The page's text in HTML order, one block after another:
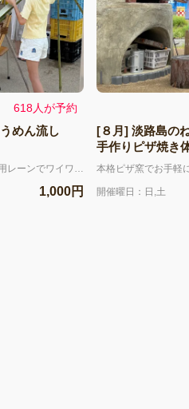
618人が予約
めん流し
周りを気にせず、自分たちだけの専用レーンでワイワイ楽しめるセルフスタイルの流しそうめん体験です。 1グループにつき、全長4mの流しそうめん台1レーンを40分間、贅沢に完全貸切。ご家族やご友人と、思いっきり盛り上がっていただけます。（流しそうめん台は全4レーンあります。） 体験場所は淡路アースミュージアム建物に隣接する、心地よい風が吹き抜ける東屋（あずまや）。 屋根付きで日差しを遮るだけでなく、扇風機も設置しているため、涼しく快適にアウトドア気分を味わえます。お召し上がりいただくのは、南あわじ市が誇る伝統の特産品「淡路手延べそうめん」。職人技が生み出す抜群のコシと、ツルッとした極上の喉ごしを、流れる水の清涼感とともに五感でご堪能ください。 ■ご料金メニュー（税込価格） ・流しそうめん台１レーン利用料（40分制）1,000円 ・御陵糸そうめんセット１人前 （乾麺2束100g・つゆ・薬味・季節の野菜）800円 ・2色麺そうめんセット１人前 （乾麺2束100g・つゆ・薬味・季節の野菜）800円 ・追加そうめん（乾麺1束50g)350円 ・ドリンク各種 ※ 全メニュー当日のご注文はできません。 ■開催日 ～７月～ 19日・20日・26日 ～8月～ 毎週水・金・土・日 11日(祝・火) ※一部開催しない日程がございます。ご予約カレンダーをご確認ください。 ■予約時間枠 ①11:00〜11:40 ②12:00〜12:40 ③13:00〜13:40 ④14:00〜14:40 ※満枠になった時間枠は予約カレンダーに表示されません。 ◾️注意事項 必ずご確認ください。 ・当日は、体験開始時間の10分前までに当館へお越しください。 ・開始時間になりましたら、セルフ運営のルールや器具の使い方について説明させていただきます。 ・万が一遅刻された場合でも、終了時間の延長はできません（体験時間が短くなります）。 また、その際の返金や割引はいたしかねますので、お時間に余裕を持ってお越しください。 ・衛生管理上、外部からの食材の持ち込みはご遠慮いただいております。 ・当体験はセルフスタイルとなっております。終了時は、使い終わった器やゴミを指定のゴミ箱へ分別して捨てていただくよう、ご協力をお願いいたします。 ■キャンセルポリシー キャンセルの場合は、前日の正午12時までにマイページよりお手続きをお願いいたします。それ以降のキャンセルにつきましては、料金の100%を請求させていただくことをご了承ください。
1,000円
[８月] 淡路島の
手作りピザ焼き
開催曜日：日,土